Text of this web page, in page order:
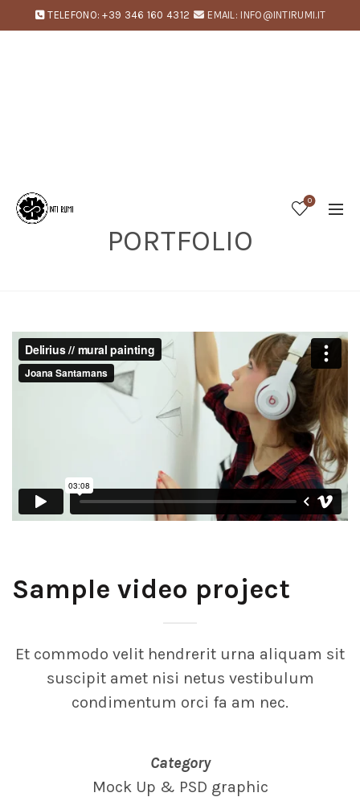
TELEFONO: +39 346 160 4312 EMAIL: INFO@INTIRUMI.IT
0
PORTFOLIO
Sample video project
Et commodo velit hendrerit urna aliquam sit
suscipit amet nisi netus vestibulum
condimentum orci fa am nec.
Category
Mock Up & PSD graphic